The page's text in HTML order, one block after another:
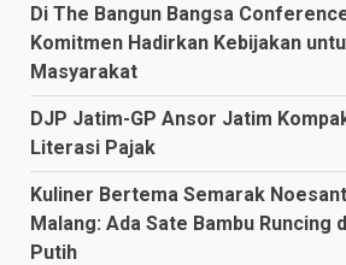
Di The Bangun Bangsa
Komitmen Hadirkan Kebijakan
Masyarakat
DJP Jatim-GP Ansor Jatim
Literasi Pajak
Kuliner Bertema Semarak
Malang: Ada Sate Bambu Runcing
Putih